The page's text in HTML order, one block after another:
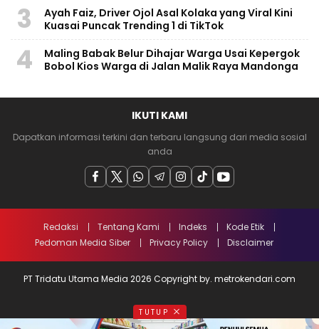
3
Ayah Faiz, Driver Ojol Asal Kolaka yang Viral Kini
Kuasai Puncak Trending 1 di TikTok
4
Maling Babak Belur Dihajar Warga Usai Kepergok
Bobol Kios Warga di Jalan Malik Raya Mandonga
IKUTI KAMI
Dapatkan informasi terkini dan terbaru langsung dari media sosial
anda
Redaksi Tentang Kami Indeks
Kode Etik
Pedoman Media Siber
Privacy Policy Disclaimer
PT Tridatu Utama Media 2026 Copyright by. metrokendari.com
TUTUP